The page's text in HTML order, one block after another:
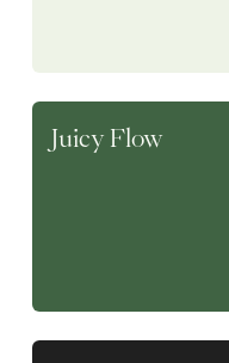
Juicy Flow